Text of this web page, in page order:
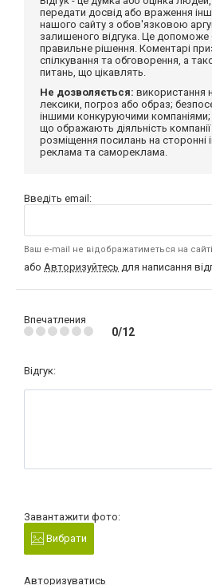
передати досвід або враження
нашого сайту з обов'язковою
залишеного відгука. Це допоможе
правильне рішення. Коментарі
спілкування та обговорення, а
питань, що цікавлять.
Не дозволяється: використання
лексики, погроз або образ;
іншими конкуруючими компаніями;
що ображають діяльність компанії
розміщення посилань на сторонні
реклама та самореклама.
Введіть email:
Ваш e-mail не відображатиметься на сайті
або Авторизуйтесь для написання
Впечатления
0/12
Відгук:
Завантажити фото:
Вибрати
Авторизуватись